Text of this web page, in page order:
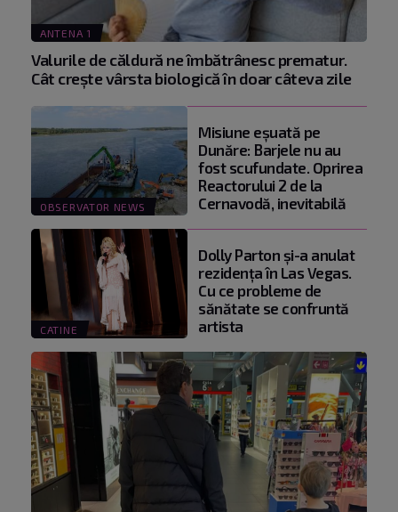
ANTENA 1
Valurile de căldură ne îmbătrânesc prematur.
Cât crește vârsta biologică în doar câteva zile
OBSERVATOR NEWS
Misiune eșuată pe
Dunăre: Barjele nu au
fost scufundate. Oprirea
Reactorului 2 de la
Cernavodă, inevitabilă
CATINE
Dolly Parton și-a anulat
rezidența în Las Vegas.
Cu ce probleme de
sănătate se confruntă
artista